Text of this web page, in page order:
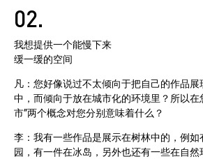
02.
我想提供一个能慢下来
缓一缓的空间
凡：您好像说过不太倾向于把自己的作品
中，而倾向于放在城市化的环境里？所以在
市”两个概念对您分别意味着什么？
李：我有一些作品是展示在树林中的，例
园，有一件在冰岛，另外也还有一些在自